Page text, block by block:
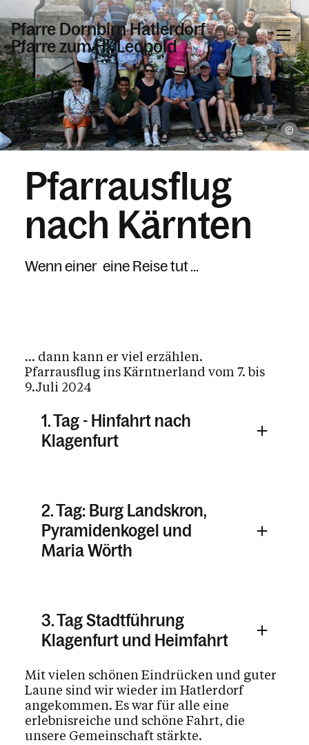
Pfarre Dornbirn Hatlerdorf
Pfarre zum Hl. Leopold
Informationen
Kalender
Personen
Kontakt
Pfarrausflug
nach Kärnten
Wenn einer eine Reise tut ...
... dann kann er viel erzählen.
Pfarrausflug ins Kärntnerland vom 7. bis
9.Juli 2024
1. Tag - Hinfahrt nach
Klagenfurt
2. Tag: Burg Landskron,
Pyramidenkogel und
Maria Wörth
3. Tag Stadtführung
Klagenfurt und Heimfahrt
Mit vielen schönen Eindrücken und guter
Laune sind wir wieder im Hatlerdorf
angekommen. Es war für alle eine
erlebnisreiche und schöne Fahrt, die
unsere Gemeinschaft stärkte.